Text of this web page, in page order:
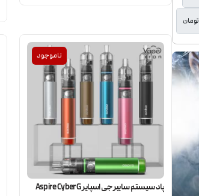
تومان
ناموجود
پاد سیستم سایبر جی اسپایر Aspire Cyber G